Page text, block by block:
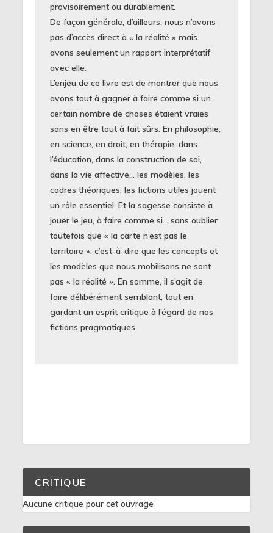
provisoirement ou durablement.
De façon générale, d’ailleurs, nous n’avons
pas d’accès direct à « la réalité » mais
avons seulement un rapport interprétatif
avec elle.
L’enjeu de ce livre est de montrer que nous
avons tout à gagner à faire comme si un
certain nombre de choses étaient vraies
sans en être tout à fait sûrs. En philosophie,
en science, en droit, en thérapie, dans
l’éducation, dans la construction de soi,
dans la vie affective… les modèles, les
cadres théoriques, les fictions utiles jouent
un rôle essentiel. Et la sagesse consiste à
jouer le jeu, à faire comme si… sans oublier
toutefois que « la carte n’est pas le
territoire », c’est-à-dire que les concepts et
les modèles que nous mobilisons ne sont
pas « la réalité ». En somme, il s’agit de
faire délibérément semblant, tout en
gardant un esprit critique à l’égard de nos
fictions pragmatiques.
CRITIQUE
Aucune critique pour cet ouvrage